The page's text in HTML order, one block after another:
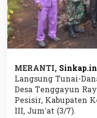
MERANTI,
Langsung Tunai-
Desa Tenggayun
Pesisir, Kabupaten
III, Jum’at (3/7).